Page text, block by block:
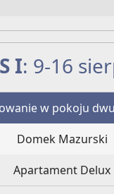
I: 9-16
w pokoju
Domek Mazurski
Apartament Delux